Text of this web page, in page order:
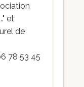
et
de
78 53 45